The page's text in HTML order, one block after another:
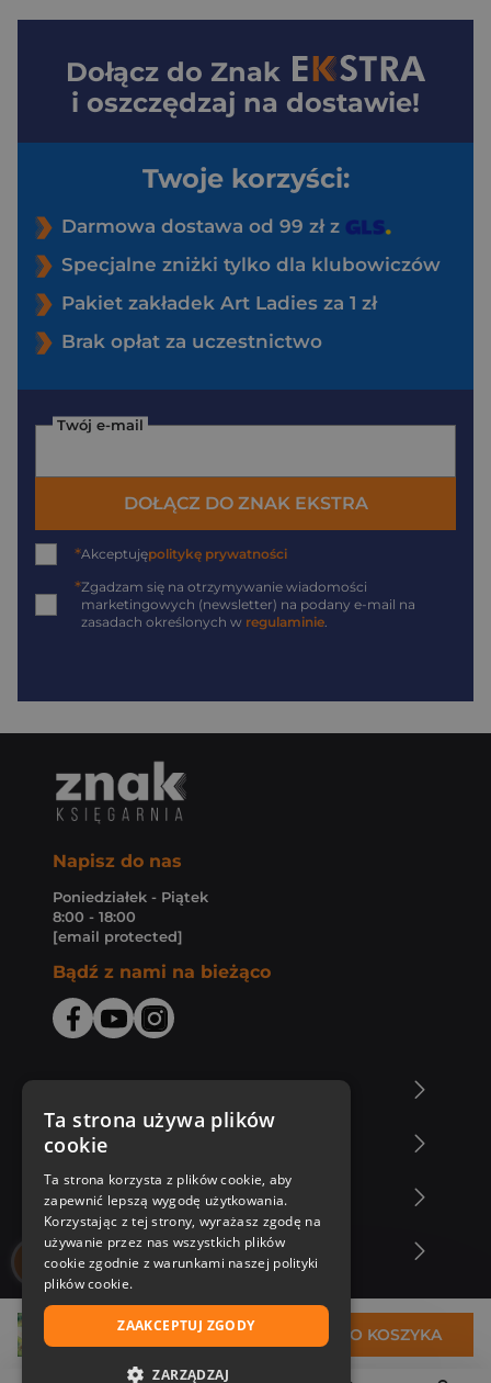
31,68 zł DO KOSZYKA
Dołącz do Znak
i oszczędzaj na dostawie!
Twoje korzyści:
Darmowa dostawa od 99 zł z
Specjalne zniżki tylko dla klubowiczów
Pakiet zakładek Art Ladies za 1 zł
Brak opłat za uczestnictwo
Twój e-mail
DOŁĄCZ DO ZNAK EKSTRA
*Akceptujępolitykę prywatności
*Zgadzam się na otrzymywanie wiadomości
marketingowych (newsletter) na podany e-mail na
zasadach określonych w regulaminie.
Napisz do nas
Poniedziałek - Piątek
8:00 - 18:00
[email protected]
Bądź z nami na bieżąco
Zakupy u nas
Nasza oferta
Nasi autorzy
Ta strona używa plików
cookie
Ta strona korzysta z plików cookie, aby
zapewnić lepszą wygodę użytkowania.
Korzystając z tej strony, wyrażasz zgodę na
używanie przez nas wszystkich plików
cookie zgodnie z warunkami naszej polityki
plików cookie.
ZAAKCEPTUJ ZGODY
ZARZĄDZAJ